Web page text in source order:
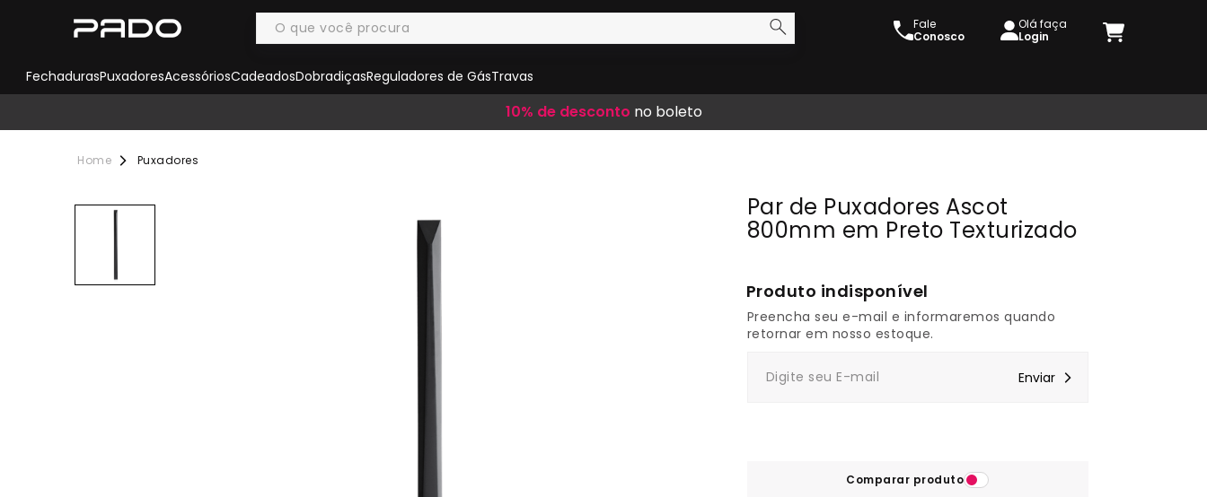
Fale
Conosco
Olá faça
Login
FechadurasPuxadoresAcessóriosCadeadosDobradiçasReguladores de GásTravas
Frete Grátisem compras acima de R$ 300,00
12x sem jurosnos cartões de crédito
10% de desconto no boleto
Puxadores
Par de Puxadores Ascot
800mm em Preto Texturizado
Preencha seu e-mail e informaremos quando
retornar em nosso estoque.
Comparar produto